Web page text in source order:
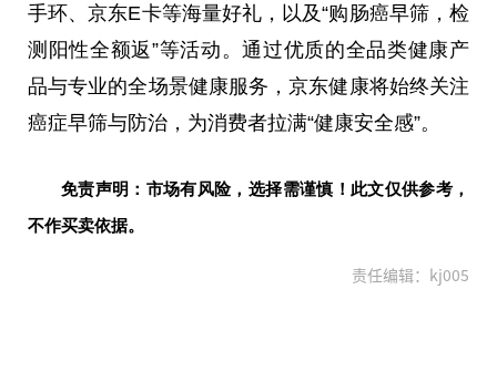
手环、京东E卡等海量好礼，以及“购肠癌早筛，检
测阳性全额返”等活动。通过优质的全品类健康产
品与专业的全场景健康服务，京东健康将始终关注
癌症早筛与防治，为消费者拉满“健康安全感”。
免责声明：市场有风险，选择需谨慎！此文仅供参考，
不作买卖依据。
责任编辑：kj005